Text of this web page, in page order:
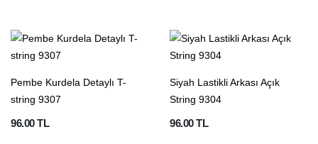
Pembe Kurdela Detaylı T-
string 9307
96.00 TL
Siyah Lastikli Arkası Açık
String 9304
96.00 TL